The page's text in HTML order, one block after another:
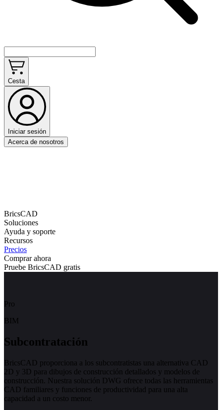
Cesta
Iniciar sesión
Acerca de nosotros
BricsCAD
Soluciones
Ayuda y soporte
Recursos
Precios
Comprar ahora
Pruebe BricsCAD gratis
Pro
BIM
Subcontratación
BricsCAD proporciona a los subcontratistas una alternativa CAD
2D y 3D para dibujos de construcción detallados y modelos de
construcción. Nuestra solución DWG ofrece todas las herramientas
CAD familiares y funciones de productividad para una alta
capacidad a un costo menor.